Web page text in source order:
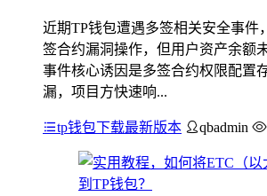
近期TP钱包遭遇多签相关安全事件
签合约漏洞操作，但用户资产余额
事件核心诱因是多签合约权限配置
漏，项目方快速响...
tp钱包下载最新版本 qbadmin